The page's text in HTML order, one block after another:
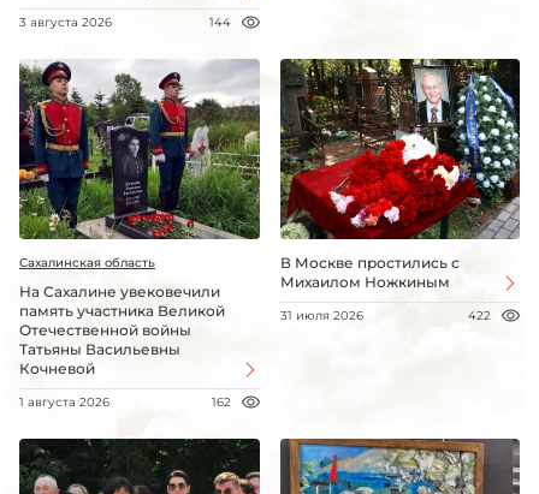
3 августа 2026 144
Сахалинская область
На Сахалине увековечили
память участника Великой
Отечественной войны
Татьяны Васильевны
Кочневой
1 августа 2026 162
В Москве простились с
Михаилом Ножкиным
31 июля 2026 422